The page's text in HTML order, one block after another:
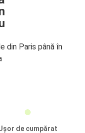
din Paris până în
de cumpărat